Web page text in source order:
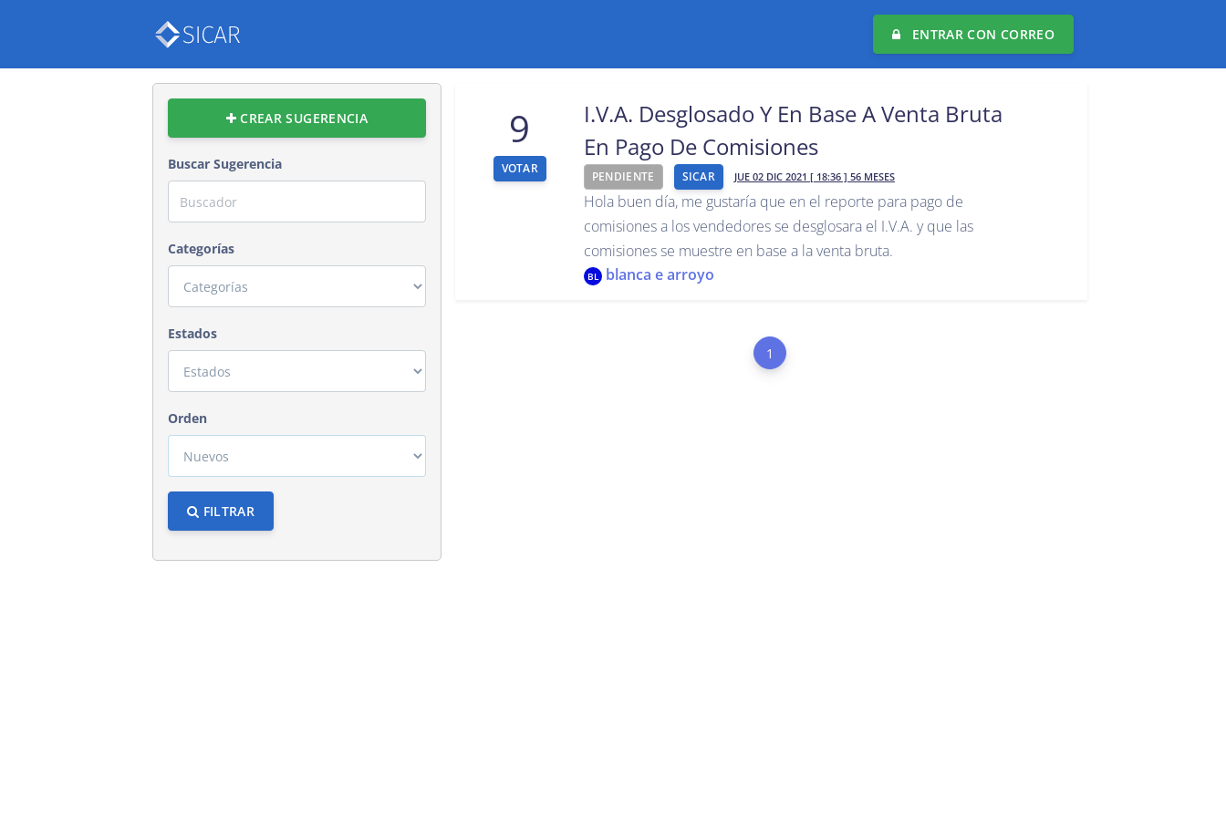
ENTRAR CON CORREO
CREAR SUGERENCIA
Buscar Sugerencia
Categorías
Estados
Orden
FILTRAR
9
VOTAR
I.V.A. Desglosado Y En Base A Venta Bruta
En Pago De Comisiones
PENDIENTE SICAR JUE 02 DIC 2021 [ 18:36 ] 56 MESES
Hola buen día, me gustaría que en el reporte para pago de
comisiones a los vendedores se desglosara el I.V.A. y que las
comisiones se muestre en base a la venta bruta.
BL blanca e arroyo
1